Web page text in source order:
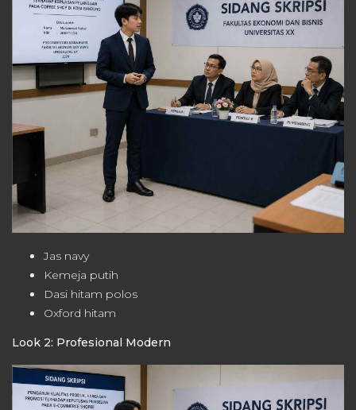
Jas navy
Kemeja putih
Dasi hitam polos
Oxford hitam
Look 2: Profesional Modern